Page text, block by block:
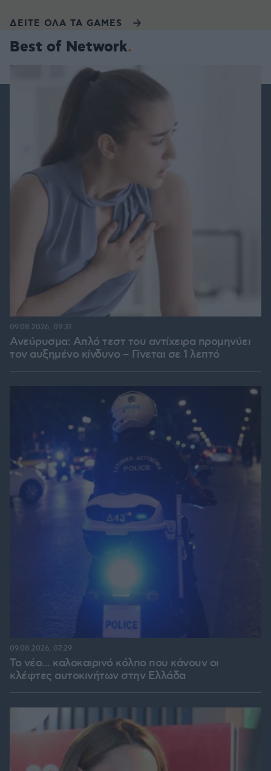
ΔΕΙΤΕ ΟΛΑ ΤΑ GAMES
Best of Network
Ανεύρυσμα: Απλό τεστ του αντίχειρα προμηνύει
τον αυξημένο κίνδυνο – Γίνεται σε 1 λεπτό
09.08.2026, 09:31
Το νέο... καλοκαιρινό κόλπο που κάνουν οι
κλέφτες αυτοκινήτων στην Ελλάδα
09.08.2026, 07:29